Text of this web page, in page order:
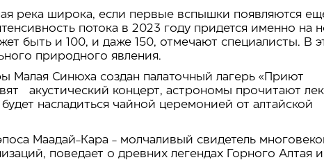
река широка, если первые вспышки появляются
потока в 2023 году придется именно на
быть и 100, и даже 150, отмечают специалисты. В
природного явления.
Малая Синюха создан палаточный лагерь «Приют
акустический концерт, астрономы прочитают
насладиться чайной церемонией от алтайской
Маадай-Кара - молчаливый свидетель
поведает о древних легендах Горного Алтая и